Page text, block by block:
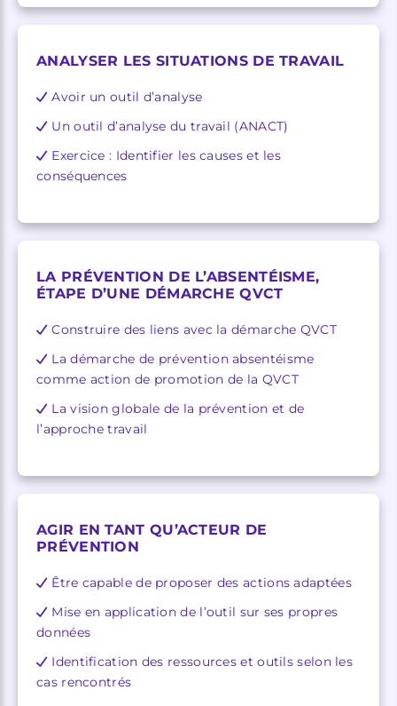
ANALYSER LES SITUATIONS DE TRAVAIL
Avoir un outil d’analyse
Un outil d’analyse du travail (ANACT)
Exercice : Identifier les causes et les
conséquences
LA PRÉVENTION DE L’ABSENTÉISME,
ÉTAPE D’UNE DÉMARCHE QVCT
Construire des liens avec la démarche QVCT
La démarche de prévention absentéisme
comme action de promotion de la QVCT
La vision globale de la prévention et de
l’approche travail
AGIR EN TANT QU’ACTEUR DE
PRÉVENTION
Être capable de proposer des actions adaptées
Mise en application de l’outil sur ses propres
données
Identification des ressources et outils selon les
cas rencontrés